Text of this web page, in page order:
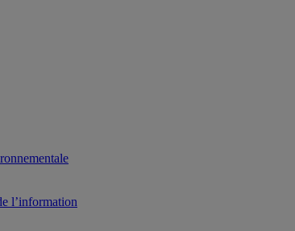
l’information